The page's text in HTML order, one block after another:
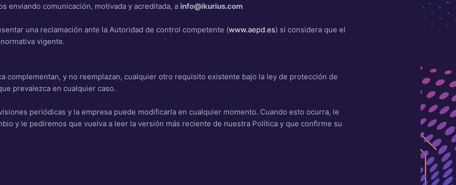
enviando comunicación, motivada y acreditada, a info@ikurius.com
una reclamación ante la Autoridad de control competente (www.aepd.es) si considera que el
vigente.
complementan, y no reemplazan, cualquier otro requisito existente bajo la ley de protección de
prevalezca en cualquier caso.
periódicas y la empresa puede modificarla en cualquier momento. Cuando esto ocurra, le
y le pediremos que vuelva a leer la versión más reciente de nuestra Política y que confirme su